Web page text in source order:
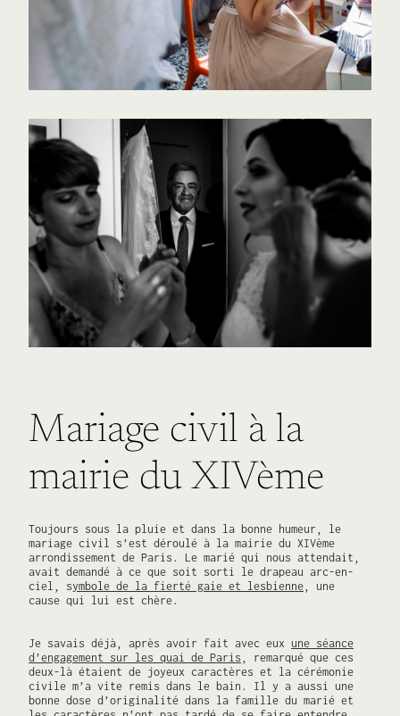
Mariage civil à la
mairie du XIVème
Toujours sous la pluie et dans la bonne humeur, le
mariage civil s’est déroulé à la mairie du XIVème
arrondissement de Paris. Le marié qui nous attendait,
avait demandé à ce que soit sorti le drapeau arc-en-
ciel, symbole de la fierté gaie et lesbienne , une
cause qui lui est chère.
Je savais déjà, après avoir fait avec eux une séance
d’engagement sur les quai de Paris , remarqué que ces
deux-là étaient de joyeux caractères et la cérémonie
civile m’a vite remis dans le bain. Il y a aussi une
bonne dose d’originalité dans la famille du marié et